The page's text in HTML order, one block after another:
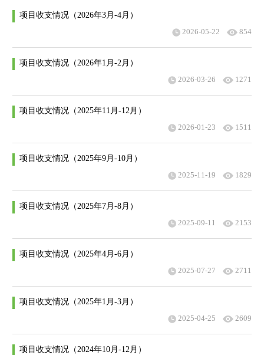
项目收支情况（2026年3月-4月）
2026-05-22
854
项目收支情况（2026年1月-2月）
2026-03-26
1271
项目收支情况（2025年11月-12月）
2026-01-23
1511
项目收支情况（2025年9月-10月）
2025-11-19
1829
项目收支情况（2025年7月-8月）
2025-09-11
2153
项目收支情况（2025年4月-6月）
2025-07-27
2711
项目收支情况（2025年1月-3月）
2025-04-25
2609
项目收支情况（2024年10月-12月）